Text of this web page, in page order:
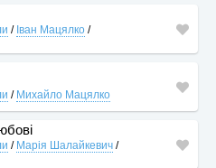
/ Іван Мацялко /
/ Михайло Мацялко
/ Марія Шалайкевич /